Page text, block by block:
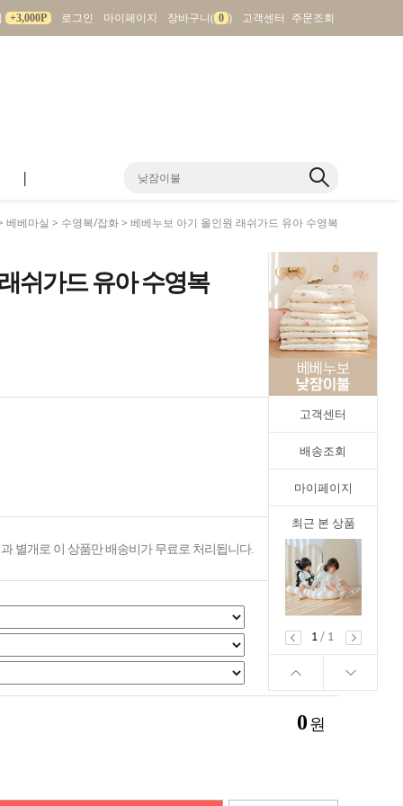
+3,000P 로그인 마이페이지 장바구니( 0 ) 고객센터 주문조회
|
고객센터
배송조회
마이페이지
최근 본 상품
1
/ 1
베베마실 > 수영복/잡화> 베베누보 아기 올인원 래쉬가드 유아 수영복
쉬가드 유아 수영복
별개로 이 상품만 배송비가 무료로 처리됩니다.
0 원